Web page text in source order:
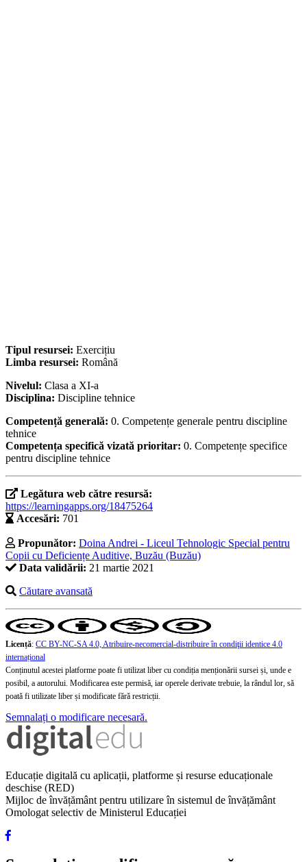
Tipul resursei: Exercițiu
Limba resursei: Română
Nivelul: Clasa a XI-a
Disciplina: Discipline tehnice
Competență generală: 0. Competențe generale pentru discipline
tehnice
Competența specifică vizată prioritar: 0. Competențe specifice
pentru discipline tehnice
Legătura web către resursă:
https://learningapps.org/18475264
Accesări: 701
Propunător: Doina Andrei - Liceul Tehnologic Special pentru
Copii cu Deficiențe Auditive, Buzău (Buzău)
Data validării: 21 martie 2021
Căutare avansată
Licență: CC BY-NC-SA 4.0, Atribuire-necomercial-distribuire în condiţii identice 4.0
internațional
Conținutul acestei platforme poate fi utilizat liber cu condiția menționării sursei și, unde e
posibil, a autorului. Modificarea este permisă, iar operele derivate trebuie, la rândul lor, să
poată fi utilizate liber și modificate fără restricții.
Semnalați o modificare necesară.
Educație digitală cu aplicații, platforme și resurse educaționale
deschise (RED)
Mijloc de învățământ pentru utilizare în sistemul de învățământ
Omologat selectiv de Ministerul Educației